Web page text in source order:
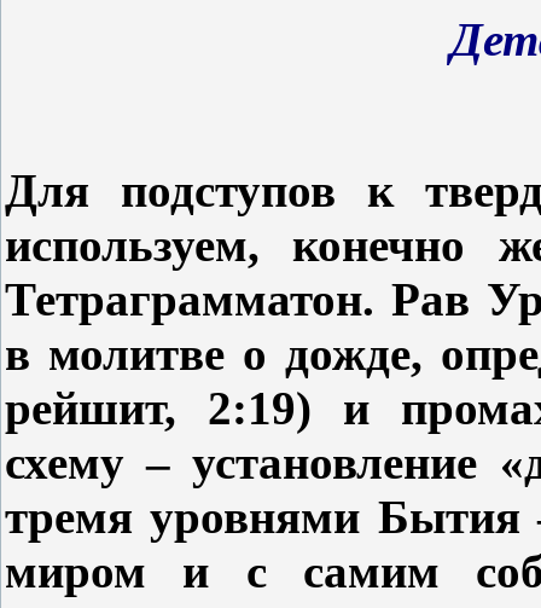
Для подступов к
используем, конечно
Тетраграмматон. Рав
в молитве о дожде,
рейшит, 2:19) и
схему – установление
тремя уровнями
миром и с самим